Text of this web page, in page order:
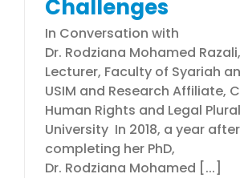
Challenges
In Conversation with
Dr. Rodziana Mohamed
Lecturer, Faculty of Syariah
USIM and Research Affiliate,
Human Rights and Legal
University In 2018, a year after
completing her PhD,
Dr. Rodziana Mohamed [...]